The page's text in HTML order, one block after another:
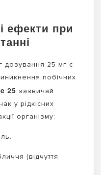
ефекти при
дозування 25 мг є
побічних
25 зазвичай
у рідкісних
організму:
(відчуття